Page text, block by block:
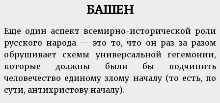
БАШЕН
Еще один аспект всемирно-исторической роли
русского народа — это то, что он раз за разом
обрушивает схемы универсальной гегемонии,
которые должны были бы подчинить
человечество единому злому началу (то есть, по
сути, антихристову началу).